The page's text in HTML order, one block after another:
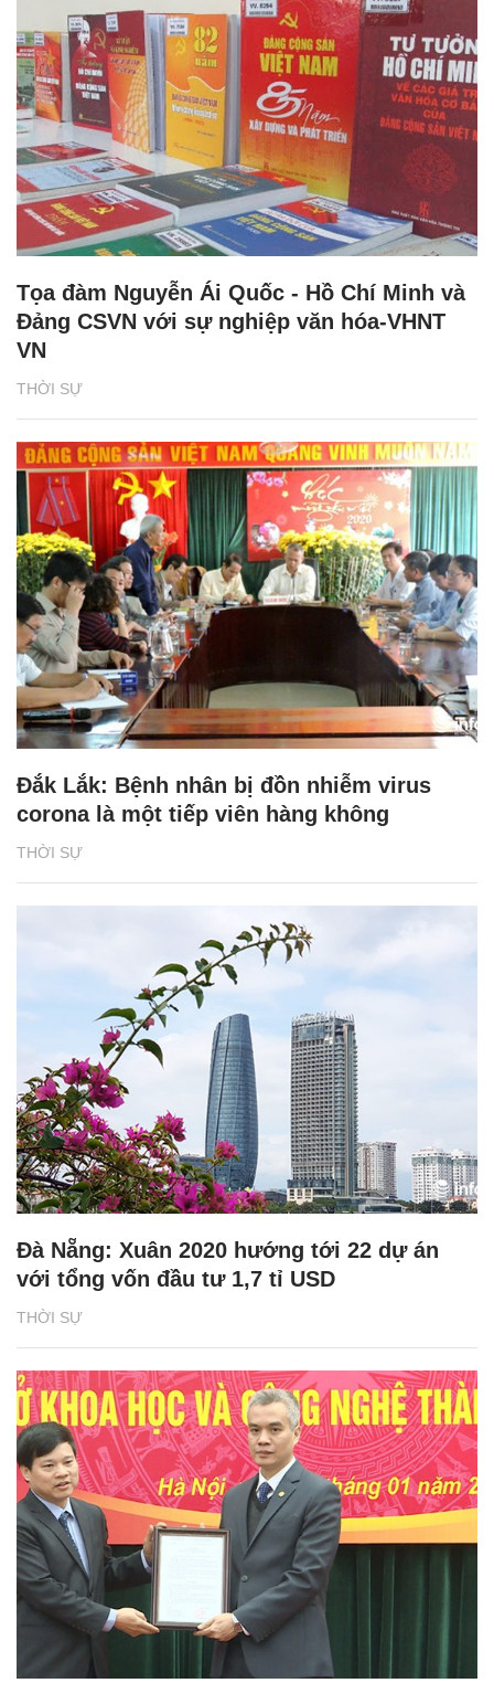
THỜI SỰ
Tọa đàm Nguyễn Ái Quốc - Hồ Chí Minh và
Đảng CSVN với sự nghiệp văn hóa-VHNT
VN
THỜI SỰ
Đắk Lắk: Bệnh nhân bị đồn nhiễm virus
corona là một tiếp viên hàng không
THỜI SỰ
Đà Nẵng: Xuân 2020 hướng tới 22 dự án
với tổng vốn đầu tư 1,7 tỉ USD